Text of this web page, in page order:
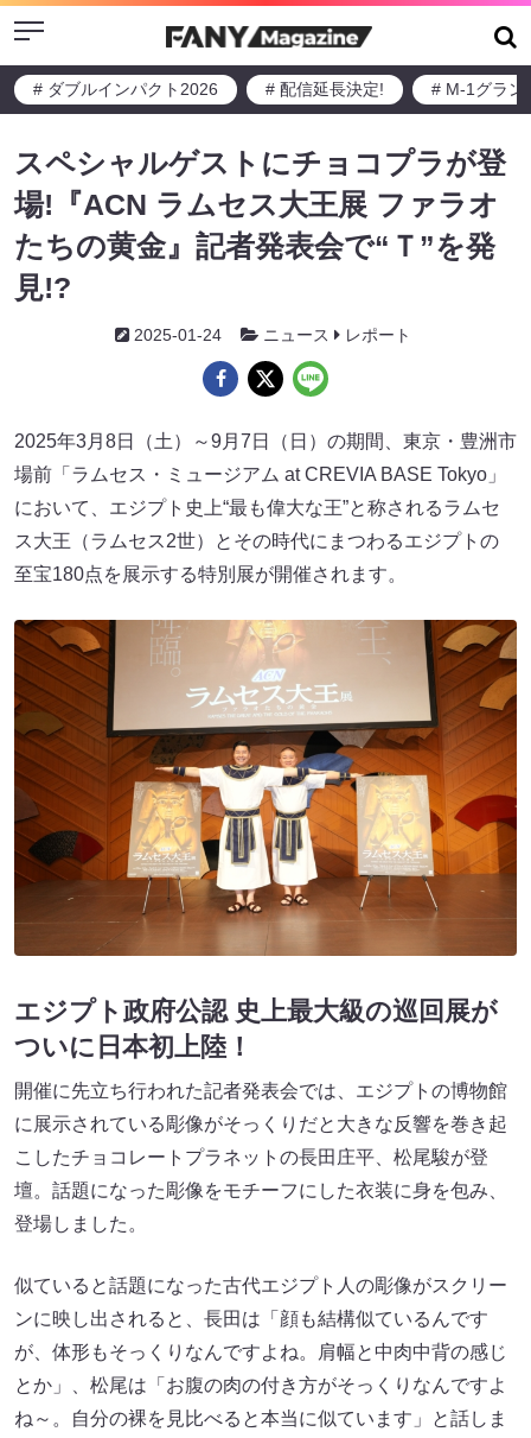
Menu
# ダブルインパクト2026 # 配信延長決定! # M-1グラン
スペシャルゲストにチョコプラが登
場!『ACN ラムセス大王展 ファラオ
たちの黄金』記者発表会で“Ｔ”を発
見!?
2025-01-24 ニュース レポート
2025年3月8日（土）～9月7日（日）の期間、東京・豊洲市
場前「ラムセス・ミュージアム at CREVIA BASE Tokyo」
において、エジプト史上“最も偉大な王”と称されるラムセ
ス大王（ラムセス2世）とその時代にまつわるエジプトの
至宝180点を展示する特別展が開催されます。
エジプト政府公認 史上最大級の巡回展が
ついに日本初上陸！
開催に先立ち行われた記者発表会では、エジプトの博物館
に展示されている彫像がそっくりだと大きな反響を巻き起
こしたチョコレートプラネットの長田庄平、松尾駿が登
壇。話題になった彫像をモチーフにした衣装に身を包み、
登場しました。
似ていると話題になった古代エジプト人の彫像がスクリー
ンに映し出されると、長田は「顔も結構似ているんです
が、体形もそっくりなんですよね。肩幅と中肉中背の感じ
とか」、松尾は「お腹の肉の付き方がそっくりなんですよ
ね～。自分の裸を見比べると本当に似ています」と話しま